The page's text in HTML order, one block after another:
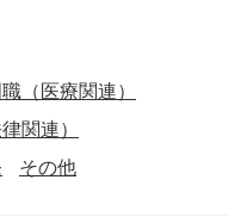
（医療関連）
関連）
その他